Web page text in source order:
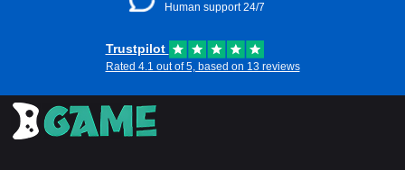
Human support 24/7
Trustpilot
Rated 4.1 out of 5, based on 13 reviews